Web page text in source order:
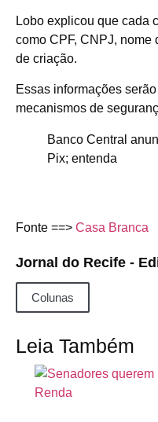
Lobo explicou que cada
como CPF, CNPJ, nome
de criação.
Essas informações
mecanismos de
Banco Central
Pix; entenda
Fonte ==> Casa Branca
Jornal do Recife -
Colunas
Leia Também